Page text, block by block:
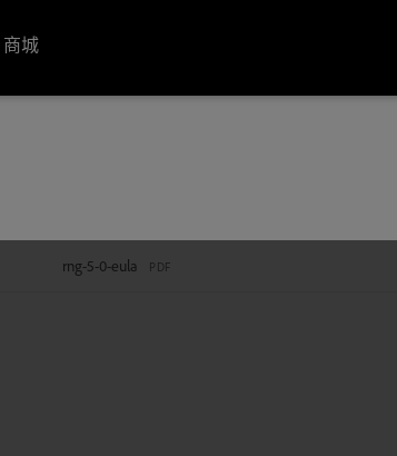
商城